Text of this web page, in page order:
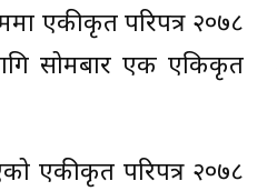
एकीकृत परिपत्र २०७८
सोमबार एक एकिकृत
एकीकृत परिपत्र २०७८